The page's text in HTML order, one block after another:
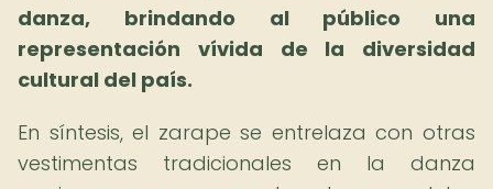
danza, brindando al público una
representación vívida de la diversidad
cultural del país.
En síntesis, el zarape se entrelaza con otras
vestimentas tradicionales en la danza